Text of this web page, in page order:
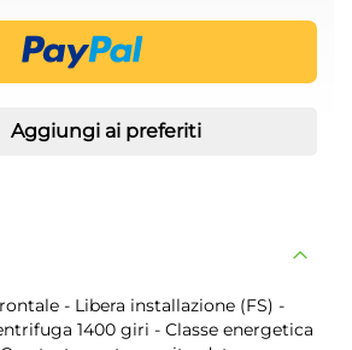
Aggiungi ai preferiti
- Libera installazione (FS) -
1400 giri - Classe energetica